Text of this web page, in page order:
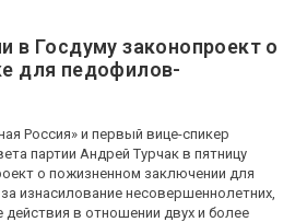
в Госдуму законопроект о
для педофилов-
Россия» и первый вице-спикер
партии Андрей Турчак в пятницу
о пожизненном заключении для
изнасилование несовершеннолетних,
действия в отношении двух и более